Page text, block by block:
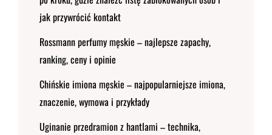
jak przywrócić kontakt
Rossmann perfumy męskie – najlepsze zapachy,
ranking, ceny i opinie
Chińskie imiona męskie – najpopularniejsze imiona,
znaczenie, wymowa i przykłady
Uginanie przedramion z hantlami – technika,